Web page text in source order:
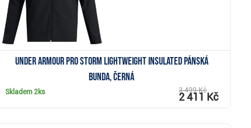
Under Armour Pro Storm Lightweight Insulated pánská
bunda, černá
Skladem2ks 3 499 Kč
2 411 Kč